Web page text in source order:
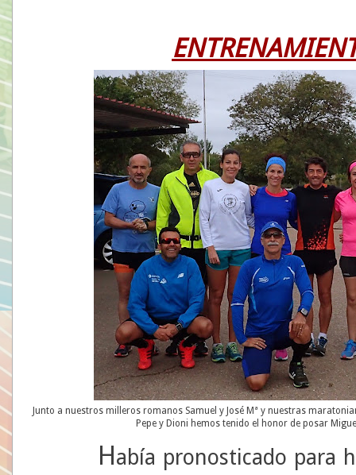
Junto a nuestros milleros romanos Samuel y José Mª y nuestras
Pepe y Dioni hemos tenido el honor de posar
Había pronosticado para